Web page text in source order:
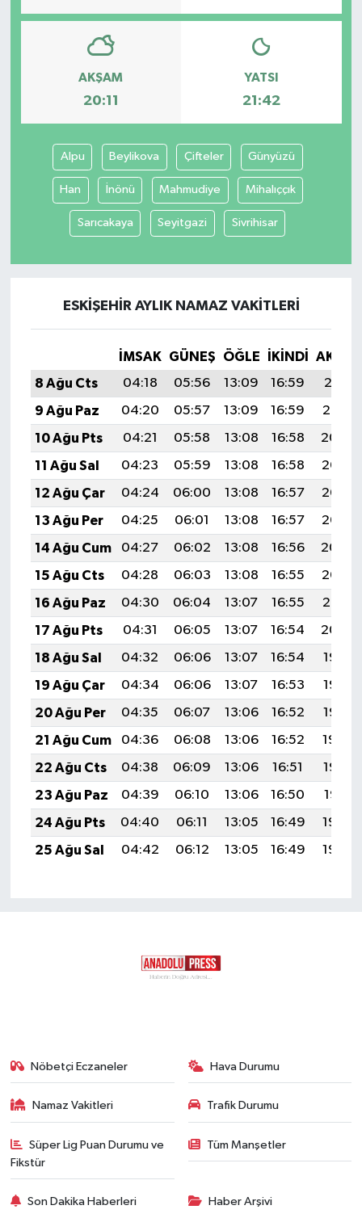
AKŞAM
20:11
YATSI
21:42
Alpu Beylikova Çifteler Günyüzü
Han İnönü Mahmudiye Mihalıççık
Sarıcakaya Seyitgazi Sivrihisar
ESKIŞEHIR AYLIK NAMAZ VAKITLERI
İMSAK GÜNEŞ ÖĞLE İKINDI
8 Ağu Cts
04:18 05:56 13:09 16:59
20:11
9 Ağu Paz
04:20 05:57 13:09 16:59
20:10
10 Ağu Pts
04:21 05:58 13:08 16:58
20:09
11 Ağu Sal
04:23 05:59 13:08 16:58
20:08
12 Ağu Çar
04:24 06:00 13:08 16:57
20:06
13 Ağu Per
04:25 06:01 13:08 16:57
20:05
14 Ağu Cum
04:27 06:02 13:08 16:56
20:04
15 Ağu Cts
04:28 06:03 13:08 16:55
20:02
16 Ağu Paz
04:30 06:04 13:07 16:55
20:01
17 Ağu Pts
04:31 06:05 13:07 16:54
20:00
18 Ağu Sal
04:32 06:06 13:07 16:54
19:58
19 Ağu Çar
04:34 06:06 13:07 16:53
19:57
20 Ağu Per
04:35 06:07 13:06 16:52
19:56
21 Ağu Cum
04:36 06:08 13:06 16:52
19:54
22 Ağu Cts
04:38 06:09 13:06 16:51
19:53
23 Ağu Paz
04:39 06:10 13:06 16:50
19:51
24 Ağu Pts
04:40 06:11 13:05 16:49
19:50
25 Ağu Sal
04:42 06:12 13:05 16:49 19:48
Nöbetçi Eczaneler Hava Durumu
Namaz Vakitleri Trafik Durumu
Süper Lig Puan Durumu ve
Fikstür
Tüm Manşetler
Son Dakika Haberleri Haber Arşivi